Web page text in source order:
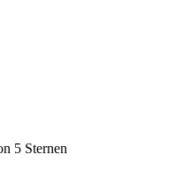
5 Sternen